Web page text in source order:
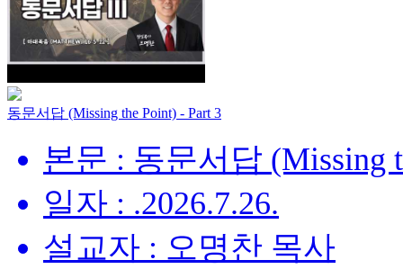
동문서답 (Missing the Point) - Part 3
본문 : 동문서답 (Missing
일자 : .2026.7.26.
설교자 : 오명찬 목사